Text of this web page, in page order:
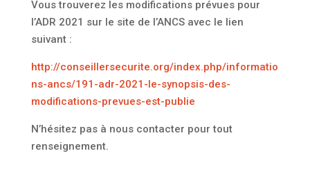
Vous trouverez les modifications prévues pour
l’ADR 2021 sur le site de l’ANCS avec le lien
suivant :
http://conseillersecurite.org/index.php/informatio
ns-ancs/191-adr-2021-le-synopsis-des-
modifications-prevues-est-publie
N’hésitez pas à nous contacter pour tout
renseignement.